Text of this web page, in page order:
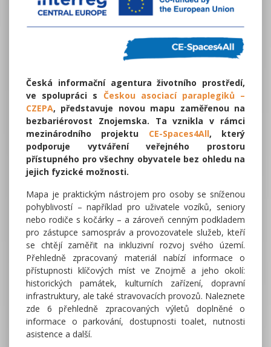
Česká informační agentura životního prostředí,
ve spolupráci s Českou asociací paraplegiků –
CZEPA, představuje novou mapu zaměřenou na
bezbariérovost Znojemska. Ta vznikla v rámci
mezinárodního projektu CE-Spaces4All, který
podporuje vytváření veřejného prostoru
přístupného pro všechny obyvatele bez ohledu na
jejich fyzické možnosti.
Mapa je praktickým nástrojem pro osoby se sníženou
pohyblivostí – například pro uživatele vozíků, seniory
nebo rodiče s kočárky – a zároveň cenným podkladem
pro zástupce samospráv a provozovatele služeb, kteří
se chtějí zaměřit na inkluzivní rozvoj svého území.
Přehledně zpracovaný materiál nabízí informace o
přístupnosti klíčových míst ve Znojmě a jeho okolí:
historických památek, kulturních zařízení, dopravní
infrastruktury, ale také stravovacích provozů. Naleznete
zde 6 přehledně zpracovaných výletů doplněné o
informace o parkování, dostupnosti toalet, nutnosti
asistence a další.